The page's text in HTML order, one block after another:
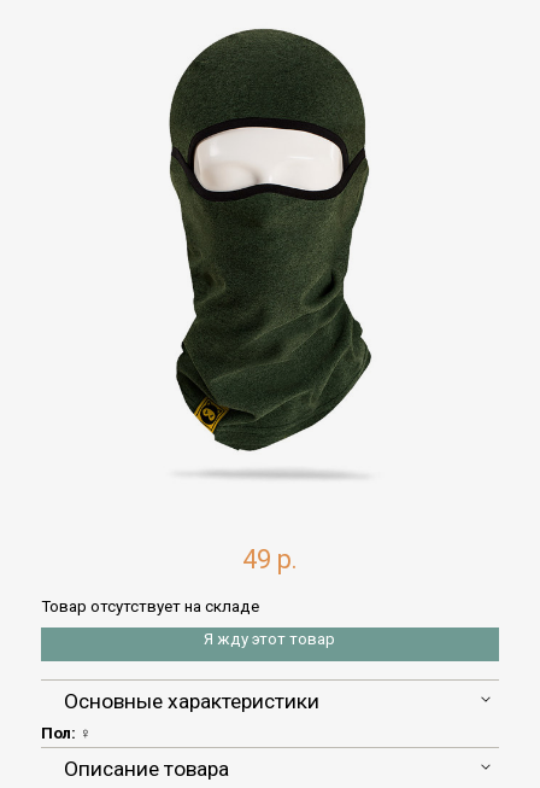
49 р.
Товар отсутствует на складе
Я жду этот товар
Основные характеристики
Пол: ♀
Описание товара